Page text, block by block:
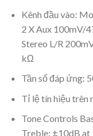
Kênh đầu vào:
2 X Aux 100mV/
Stereo L/R
kΩ
Tần số đáp ứng:
Tỉ lệ tín hiệu trên
Tone Controls
Treble: ±10dB at